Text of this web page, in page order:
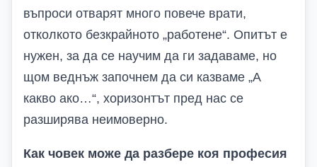
въпроси отварят много повече врати,
отколкото безкрайното „работене“. Опитът е
нужен, за да се научим да ги задаваме, но
щом веднъж започнем да си казваме „А
какво ако…“, хоризонтът пред нас се
разширява неимоверно.
Как човек може да разбере коя професия